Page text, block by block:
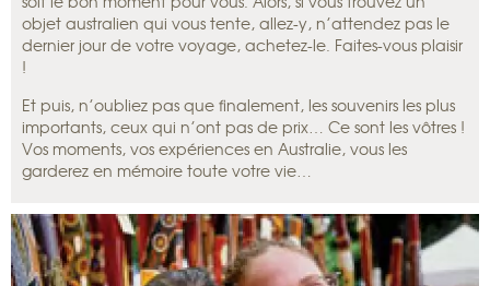
objet australien qui vous tente, allez-y, n’attendez pas le
dernier jour de votre voyage, achetez-le. Faites-vous plaisir
!
Et puis, n’oubliez pas que finalement, les souvenirs les plus
importants, ceux qui n’ont pas de prix… Ce sont les vôtres !
Vos moments, vos expériences en Australie, vous les
garderez en mémoire toute votre vie…